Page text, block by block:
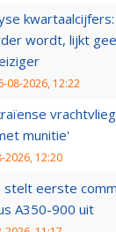
wordt, lijkt
08-2026, 12:22
munitie'
2026, 12:20
stelt eerste
A350-900 uit